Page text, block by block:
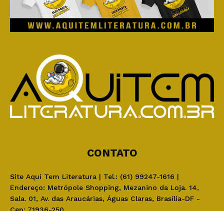
CONTATO
Site Aqui Tem Literatura | Tel.: (61) 99247-1616 |
Endereço: Metrópole Shopping, Mezanino da Loja. 14,
Sala. 01, Av. das Araucárias, Águas Claras, Brasília-DF -
Cep: 71936-250